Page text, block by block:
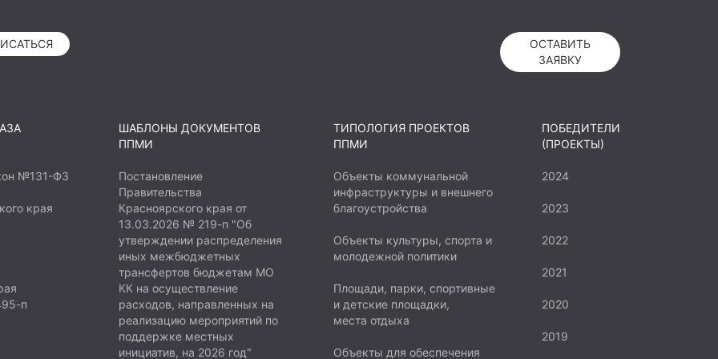
исполнения
зависят от наличия
ОСТАВИТЬ
ЗАЯВКУ
№131-ФЗ
края
п
ШАБЛОНЫ ДОКУМЕНТОВ
ППМИ
Постановление
Правительства
Красноярского края от
13.03.2026 № 219-п "Об
утверждении распределения
иных межбюджетных
трансфертов бюджетам МО
КК на осуществление
расходов, направленных на
реализацию мероприятий по
поддержке местных
инициатив, на 2026 год"
ТИПОЛОГИЯ ПРОЕКТОВ
ППМИ
Объекты коммунальной
инфраструктуры и внешнего
благоустройства
Объекты культуры, спорта и
молодежной политики
Площади, парки, спортивные
и детские площадки,
места отдыха
Объекты для обеспечения
ПОБЕДИТЕЛИ
(ПРОЕКТЫ)
2024
2023
2022
2021
2020
2019